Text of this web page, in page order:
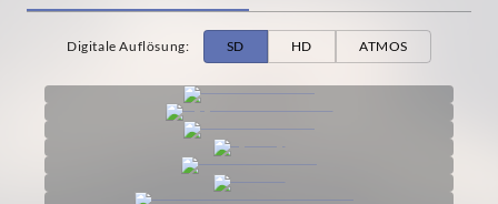
Digitale Auflösung: SD HD ATMOS